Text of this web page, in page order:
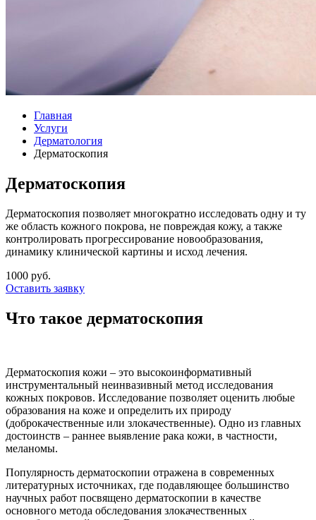
Главная
Услуги
Дерматология
Дерматоскопия
Дерматоскопия
Дерматоскопия позволяет многократно исследовать одну и ту
же область кожного покрова, не повреждая кожу, а также
контролировать прогрессирование новообразования,
динамику клинической картины и исход лечения.
1000 руб.
Оставить заявку
Что такое дерматоскопия
Дерматоскопия кожи – это высокоинформативный
инструментальный неинвазивный метод исследования
кожных покровов. Исследование позволяет оценить любые
образования на коже и определить их природу
(доброкачественные или злокачественные). Одно из главных
достоинств – раннее выявление рака кожи, в частности,
меланомы.
Популярность дерматоскопии отражена в современных
литературных источниках, где подавляющее большинство
научных работ посвящено дерматоскопии в качестве
основного метода обследования злокачественных